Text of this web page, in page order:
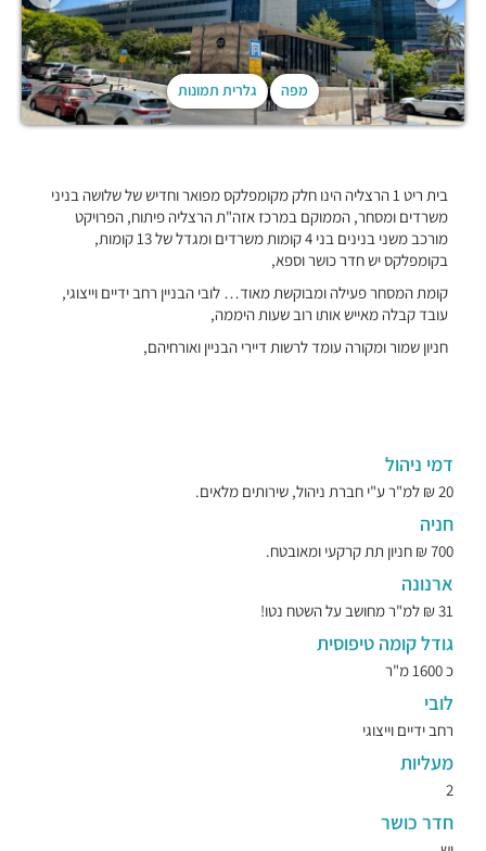
מפה גלרית תמונות
בית ריט 1 הרצליה הינו חלק מקומפלקס מפואר וחדיש של שלושה בניני
משרדים ומסחר, הממוקם במרכז אזה"ת הרצליה פיתוח, הפרויקט
מורכב משני בנינים בני 4 קומות משרדים ומגדל של 13 קומות,
בקומפלקס יש חדר כושר וספא,
קומת המסחר פעילה ומבוקשת מאוד… לובי הבניין רחב ידיים וייצוגי,
עובד קבלה מאייש אותו רוב שעות היממה,
חניון שמור ומקורה עומד לרשות דיירי הבניין ואורחיהם,
דמי ניהול
20 ₪ למ"ר ע"י חברת ניהול, שירותים מלאים.
חניה
700 ₪ חניון תת קרקעי ומאובטח.
ארנונה
31 ₪ למ"ר מחושב על השטח נטו!
גודל קומה טיפוסית
כ 1600 מ"ר
לובי
רחב ידיים וייצוגי
מעליות
2
חדר כושר